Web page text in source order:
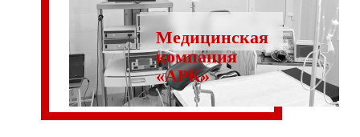
Медицинская
компания
«АРК»